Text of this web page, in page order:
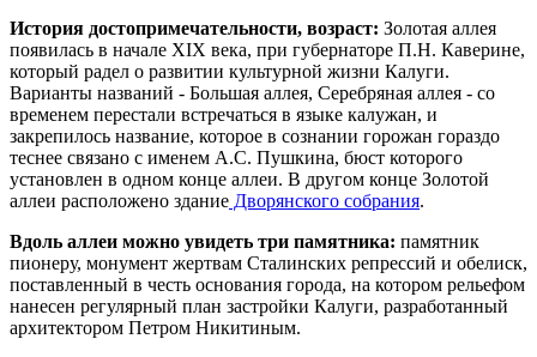
История достопримечательности, возраст: Золотая аллея
появилась в начале XIX века, при губернаторе П.Н. Каверине,
который радел о развитии культурной жизни Калуги.
Варианты названий - Большая аллея, Серебряная аллея - со
временем перестали встречаться в языке калужан, и
закрепилось название, которое в сознании горожан гораздо
теснее связано с именем А.С. Пушкина, бюст которого
установлен в одном конце аллеи. В другом конце Золотой
аллеи расположено здание Дворянского собрания.
Вдоль аллеи можно увидеть три памятника: памятник
пионеру, монумент жертвам Сталинских репрессий и обелиск,
поставленный в честь основания города, на котором рельефом
нанесен регулярный план застройки Калуги, разработанный
архитектором Петром Никитиным.